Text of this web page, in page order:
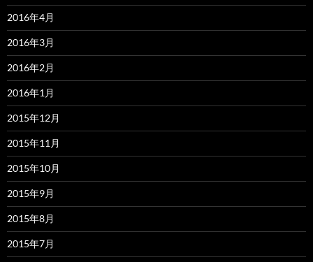
2016年4月
2016年3月
2016年2月
2016年1月
2015年12月
2015年11月
2015年10月
2015年9月
2015年8月
2015年7月